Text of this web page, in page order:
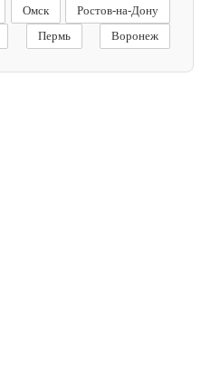
Омск
Ростов-на-Дону
Пермь Воронеж